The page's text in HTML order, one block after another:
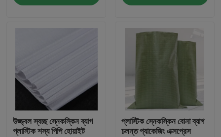
যোগাযোগ করুন
নমনীয় পিভিসি টিউবিং
তাপ সঙ্কুচিত নল
ঢেউখেলান নমনীয় টিউবিং
উজ্জ্বল স্বচ্ছ স্নেকস্কিন ব্যাগ
প্লাস্টিক শস্য পিপি হোয়াইট
প্লাস্টিক স্নেকস্কিন বোনা ব্যাগ
চলন্ত প্যাকেজিং এক্সপ্রেস